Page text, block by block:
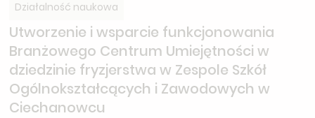
Działalność naukowa
Utworzenie i wsparcie funkcjonowania
Branżowego Centrum Umiejętności w
dziedzinie fryzjerstwa w Zespole Szkół
Ogólnokształcących i Zawodowych w
Ciechanowcu